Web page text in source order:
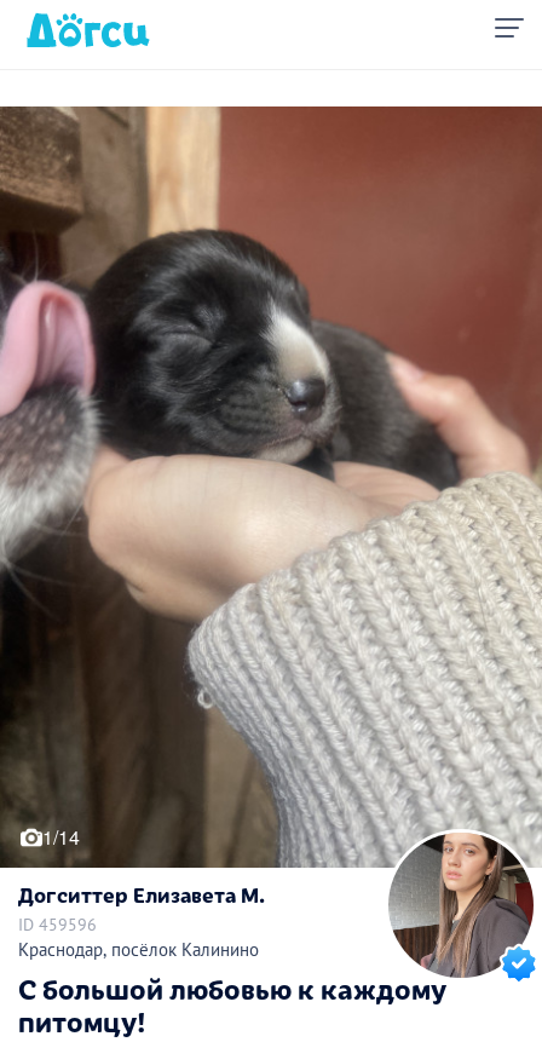
1/14
Догситтер Елизавета М.
ID 459596
Краснодар, посёлок Калинино
С большой любовью к каждому
питомцу!